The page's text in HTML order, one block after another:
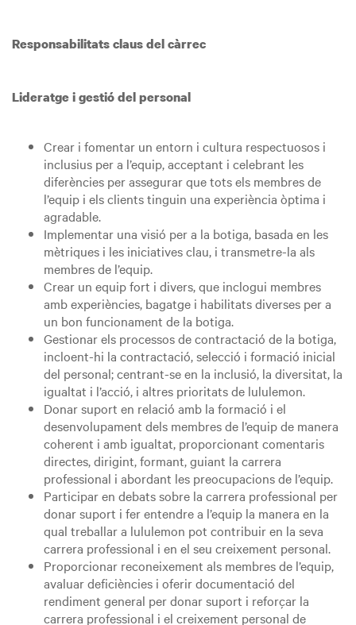
Responsabilitats claus del càrrec
Lideratge i gestió del personal
Crear i fomentar un entorn i cultura respectuosos i
inclusius per a l’equip, acceptant i celebrant les
diferències per assegurar que tots els membres de
l’equip i els clients tinguin una experiència òptima i
agradable.
Implementar una visió per a la botiga, basada en les
mètriques i les iniciatives clau, i transmetre-la als
membres de l’equip.
Crear un equip fort i divers, que inclogui membres
amb experiències, bagatge i habilitats diverses per a
un bon funcionament de la botiga.
Gestionar els processos de contractació de la botiga,
incloent-hi la contractació, selecció i formació inicial
del personal; centrant-se en la inclusió, la diversitat, la
igualtat i l’acció, i altres prioritats de lululemon.
Donar suport en relació amb la formació i el
desenvolupament dels membres de l’equip de manera
coherent i amb igualtat, proporcionant comentaris
directes, dirigint, formant, guiant la carrera
professional i abordant les preocupacions de l’equip.
Participar en debats sobre la carrera professional per
donar suport i fer entendre a l’equip la manera en la
qual treballar a lululemon pot contribuir en la seva
carrera professional i en el seu creixement personal.
Proporcionar reconeixement als membres de l’equip,
avaluar deficiències i oferir documentació del
rendiment general per donar suport i reforçar la
carrera professional i el creixement personal de